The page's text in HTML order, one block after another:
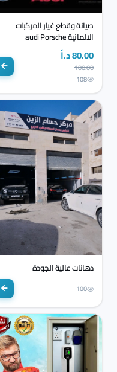
صيانة وقطع غيار المركبات
الالمانية audi Porsche
Volkswagen
80.00 د.أ
100.00
108
دهانات عالية الجودة
100